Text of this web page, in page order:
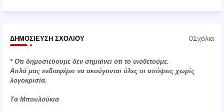
ΔΗΜΟΣΊΕΥΣΗ ΣΧΟΛΊΟΥ 0Σχόλια
* Οτι δημοσιεύουμε δεν σημαίνει ότι το υιοθετούμε.
Απλά μας ενδιαφέρει να ακούγονται όλες οι απόψεις χωρίς
λογοκρισία.
Τα Μπουλούκια